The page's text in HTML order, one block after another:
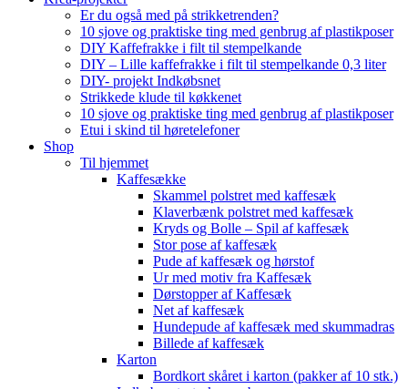
Er du også med på strikketrenden?
10 sjove og praktiske ting med genbrug af plastikposer
DIY Kaffefrakke i filt til stempelkande
DIY – Lille kaffefrakke i filt til stempelkande 0,3 liter
DIY- projekt Indkøbsnet
Strikkede klude til køkkenet
10 sjove og praktiske ting med genbrug af plastikposer
Etui i skind til høretelefoner
Shop
Til hjemmet
Kaffesække
Skammel polstret med kaffesæk
Klaverbænk polstret med kaffesæk
Kryds og Bolle – Spil af kaffesæk
Stor pose af kaffesæk
Pude af kaffesæk og hørstof
Ur med motiv fra Kaffesæk
Dørstopper af Kaffesæk
Net af kaffesæk
Hundepude af kaffesæk med skummadras
Billede af kaffesæk
Karton
Bordkort skåret i karton (pakker af 10 stk.)